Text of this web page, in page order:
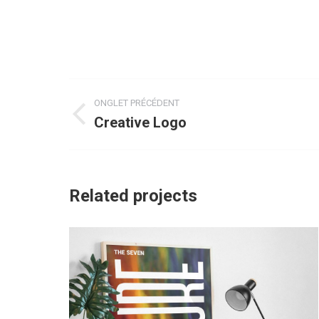
Navigation
de
ONGLET PRÉCÉDENT
Onglet
Creative Logo
Related projects